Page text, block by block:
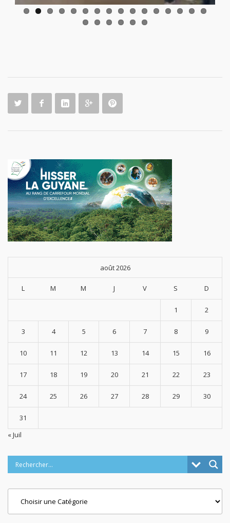
août 2026
L M M J V S D
1 2
3 4 5 6 7 8 9
10 11 12 13 14 15 16
17 18 19 20 21 22 23
24 25 26 27 28 29 30
31
« Juil